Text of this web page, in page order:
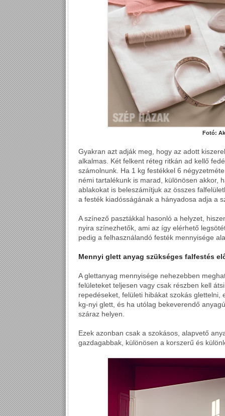
Fotó:
Gyakran azt adják meg, hogy az adott
alkalmas. Két felkent réteg ritkán ad kellő
számolnunk. Ha 1 kg festékkel 6
némi tartalékunk is marad, különösen akkor,
ablakokat is beleszámítjuk az összes
a festék kiadósságának a hányadosa adja a
A színező pasztákkal hasonló a helyzet,
nyira színezhetők, ami az így elérhető
pedig a felhasználandó festék mennyisége
Mennyi glett anyag szükséges falfestés
A glettanyag mennyisége nehezebben
felületeket teljesen vagy csak részben kell
repedéseket, felületi hibákat szokás
kg-nyi glett, és ha utólag bekeverendő
száraz helyen.
Ezek azonban csak a szokásos, alapvető
gazdagabbak, különösen a korszerű és